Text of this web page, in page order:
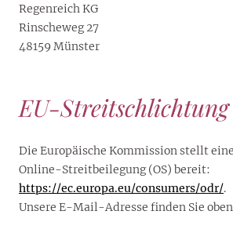
Regenreich KG
Rinscheweg 27
48159 Münster
EU-Streitschlichtung
Die Europäische Kommission stellt
Online-Streitbeilegung (OS) bereit:
https://ec.europa.eu/consumers/odr/.
Unsere E-Mail-Adresse finden Sie